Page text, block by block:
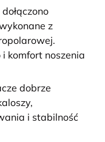
z
komfort noszenia
dobrze
i stabilność